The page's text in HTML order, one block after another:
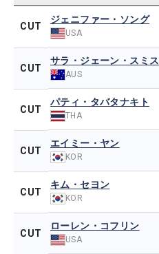
CUT
ジェニファー・ソング
USA
CUT
サラ・ジェーン・スミス
AUS
CUT
パティ・タバタナキト
THA
CUT
エイミー・ヤン
KOR
CUT
キム・セヨン
KOR
CUT
ローレン・コフリン
USA